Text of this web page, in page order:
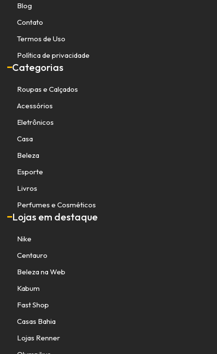
Blog
Contato
Termos de Uso
Política de privacidade
Categorias
Roupas e Calçados
Acessórios
Eletrônicos
Casa
Beleza
Esporte
Livros
Perfumes e Cosméticos
Lojas em destaque
Nike
Centauro
Beleza na Web
Kabum
Fast Shop
Casas Bahia
Lojas Renner